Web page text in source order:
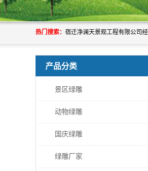
热门搜索：
产品分类
景区绿雕
动物绿雕
国庆绿雕
绿雕厂家